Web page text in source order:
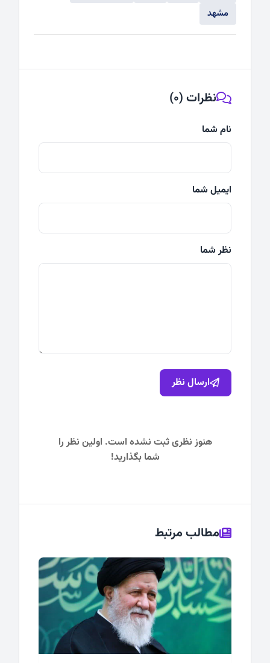
مشهد
نظرات (0)
نام شما
ایمیل شما
نظر شما
ارسال نظر
هنوز نظری ثبت نشده است. اولین نظر را
شما بگذارید!
مطالب مرتبط